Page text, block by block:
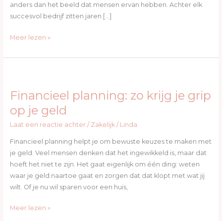
anders dan het beeld dat mensen ervan hebben. Achter elk
succesvol bedrijf zitten jaren […]
Meer lezen »
Financieel planning: zo krijg je grip
op je geld
Laat een reactie achter / Zakelijk/ Linda
Financieel planning helpt je om bewuste keuzes te maken met
je geld. Veel mensen denken dat het ingewikkeld is, maar dat
hoeft het niet te zijn. Het gaat eigenlijk om één ding: weten
waar je geld naartoe gaat en zorgen dat dat klopt met wat jij
wilt. Of je nu wil sparen voor een huis,
zo
krijg
op
je
geld
Meer lezen »